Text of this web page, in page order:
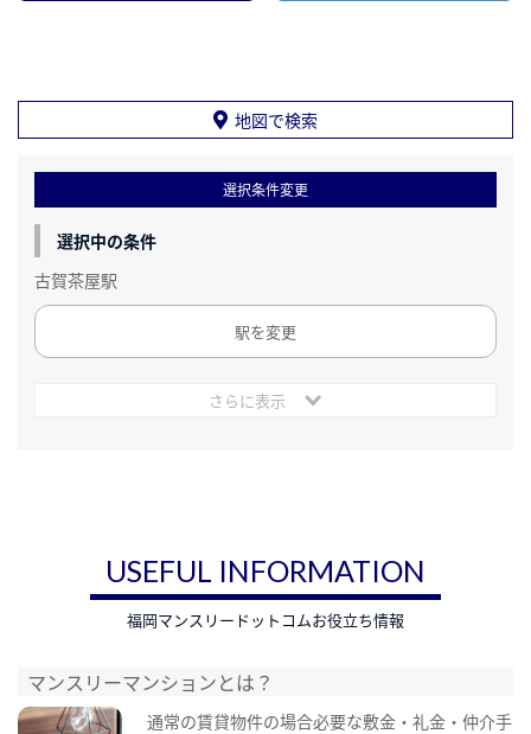
地図で検索
選択条件変更
選択中の条件
古賀茶屋駅
駅を変更
さらに表示
USEFUL INFORMATION
福岡マンスリードットコムお役立ち情報
マンスリーマンションとは？
通常の賃貸物件の場合必要な敷金・礼金・仲介手